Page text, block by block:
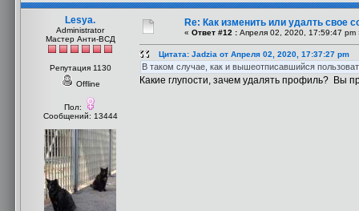
Lesya.
Administrator
Мастер Анти-ВСД
Репутация 1130
Offline
Пол:
Сообщений: 13444
Re: Как изменить или удалть свое
« Ответ #12 : Апреля 02, 2020, 17:59:47 pm
Цитата: Jadzia от Апреля 02, 2020, 17:37:27 pm
В таком случае, как и вышеотписавшийся
Какие глупости, зачем удалять профиль? Вы